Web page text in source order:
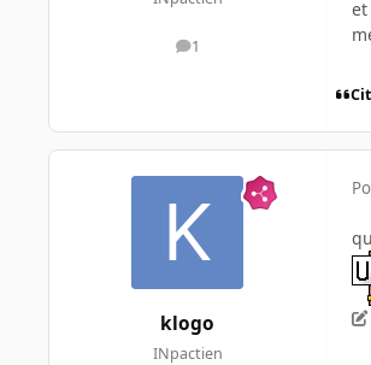
1
messages
et
klogo
INpactien